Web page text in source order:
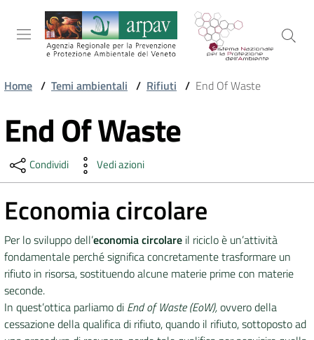
Salta al contenuto
Salta alla navigazione
Salta al footer
TEMI
AMBIENTALI
TERRITORIO
SERVIZI
Home / Temi ambientali / Rifiuti / End Of Waste
Vai al contenuto
End Of Waste
Condividi Vedi azioni
Economia circolare
Per lo sviluppo dell’economia circolare il riciclo è un’attività
fondamentale perché significa concretamente trasformare un
rifiuto in risorsa, sostituendo alcune materie prime con materie
seconde.
In quest’ottica parliamo di End of Waste (EoW),ovvero della
cessazione della qualifica di rifiuto, quando il rifiuto, sottoposto ad